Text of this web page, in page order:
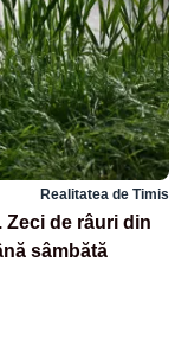
Realitatea de Timis
de râuri din
sâmbătă